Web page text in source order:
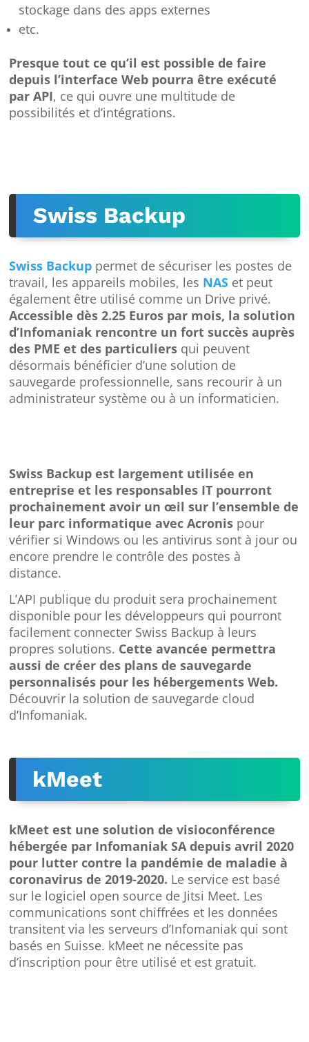
stockage dans des apps externes
etc.
Presque tout ce qu’il est possible de faire
depuis l’interface Web pourra être exécuté
par API, ce qui ouvre une multitude de
possibilités et d’intégrations.
Swiss Backup
Swiss Backup permet de sécuriser les postes de
travail, les appareils mobiles, les NAS et peut
également être utilisé comme un Drive privé.
Accessible dès 2.25 Euros par mois, la solution
d’Infomaniak rencontre un fort succès auprès
des PME et des particuliers qui peuvent
désormais bénéficier d’une solution de
sauvegarde professionnelle, sans recourir à un
administrateur système ou à un informaticien.
Swiss Backup est largement utilisée en
entreprise et les responsables IT pourront
prochainement avoir un œil sur l’ensemble de
leur parc informatique avec Acronis pour
vérifier si Windows ou les antivirus sont à jour ou
encore prendre le contrôle des postes à
distance.
L’API publique du produit sera prochainement
disponible pour les développeurs qui pourront
facilement connecter Swiss Backup à leurs
propres solutions. Cette avancée permettra
aussi de créer des plans de sauvegarde
personnalisés pour les hébergements Web.
Découvrir la solution de sauvegarde cloud
d’Infomaniak.
kMeet
kMeet est une solution de visioconférence
hébergée par Infomaniak SA depuis avril 2020
pour lutter contre la pandémie de maladie à
coronavirus de 2019-2020. Le service est basé
sur le logiciel open source de Jitsi Meet. Les
communications sont chiffrées et les données
transitent via les serveurs d’Infomaniak qui sont
basés en Suisse. kMeet ne nécessite pas
d’inscription pour être utilisé et est gratuit.